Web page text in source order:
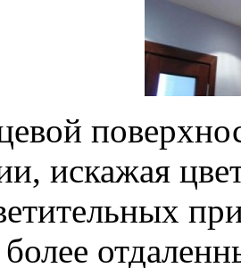
искажая